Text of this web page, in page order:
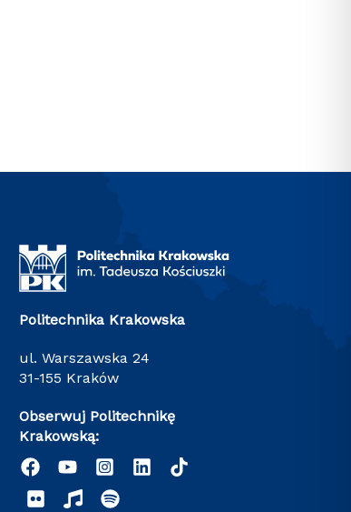
Politechnika Krakowska
ul. Warszawska 24
31-155 Kraków
Obserwuj Politechnikę
Krakowską: